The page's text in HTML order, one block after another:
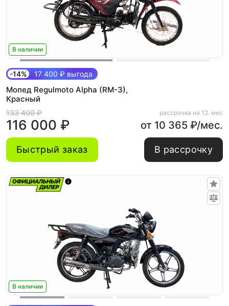
В наличии
-14% 17 400 ₽ выгода
Мопед Regulmoto Alpha (RM-3),
Красный
133 400 ₽
116 000 ₽
рассрочка на 12. мес
от 10 365 ₽/мес.
Быстрый заказ В рассрочку
В наличии